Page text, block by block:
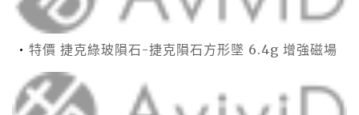
特價 捷克綠玻隕石-捷克隕石方形墜 6.4g 增強磁場